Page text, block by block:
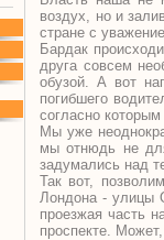
воздух, но и
стране с
Бардак
друга совсем
обузой. А вот
погибшего
согласно
Мы уже
мы отнюдь не
задумались над
Так вот,
Лондона - улицы
проезжая часть
проспекте.